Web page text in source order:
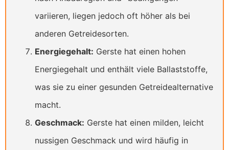
variieren, liegen jedoch oft höher als bei
anderen Getreidesorten.
Energiegehalt: Gerste hat einen hohen
Energiegehalt und enthält viele Ballaststoffe,
was sie zu einer gesunden Getreidealternative
macht.
Geschmack: Gerste hat einen milden, leicht
nussigen Geschmack und wird häufig in